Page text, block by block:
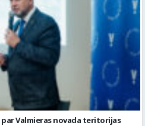
Valmieras novada teritorijas